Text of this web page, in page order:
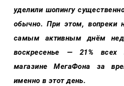
уделили шопингу
обычно. При этом, вопреки
самым активным днём
воскресенье — 21% всех
магазине МегаФона за
именно в этот день.